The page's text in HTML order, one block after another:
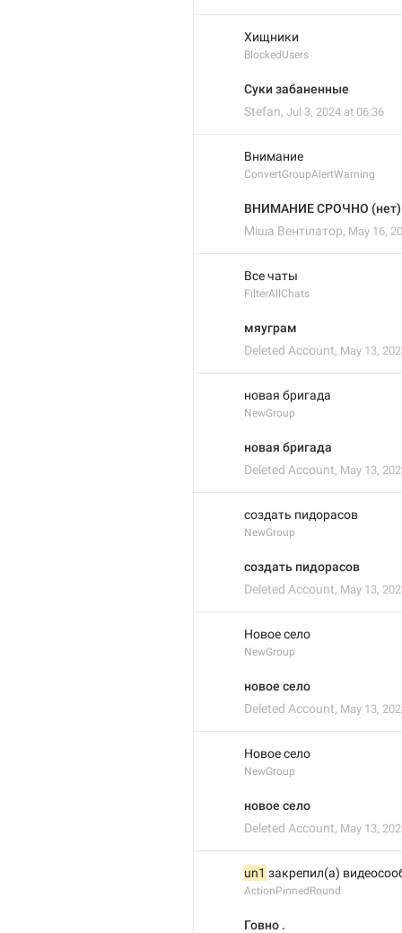
Хищники
BlockedUsers
Суки забаненные
Stefan, Jul 3, 2024 at 06:36
Внимание
ConvertGroupAlertWarning
ВНИМАНИЕ СРОЧНО (нет)
Міша Вентілатор, May 16,
Все чаты
FilterAllChats
мяуграм
Deleted Account, May 13,
новая бригада
NewGroup
новая бригада
Deleted Account, May 13,
создать пидорасов
NewGroup
создать пидорасов
Deleted Account, May 13,
Новое село
NewGroup
новое село
Deleted Account, May 13,
Новое село
NewGroup
новое село
Deleted Account, May 13,
un1 закрепил(а)
ActionPinnedRound
Говно .